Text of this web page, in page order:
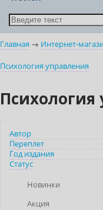
Главная → Интернет-
Психология управления
Психология
Автор
Переплет
Год издания
Статус
Новинки
Акция